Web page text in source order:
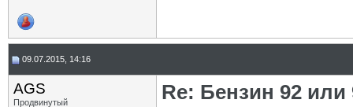
09.07.2015, 14:16
AGS
Продвинутый
Re: Бензин 92 или